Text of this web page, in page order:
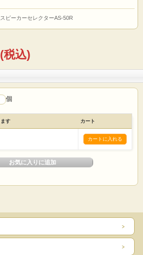
ピーカーセレクターAS-50R
(税込)
個
す カート